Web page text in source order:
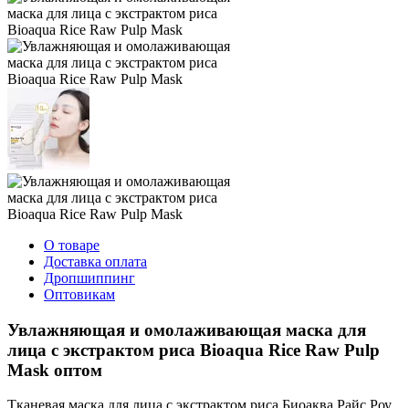
О товаре
Доставка оплата
Дропшиппинг
Оптовикам
Увлажняющая и омолаживающая маска для
лица с экстрактом риса Bioaqua Rice Raw Pulp
Mask оптом